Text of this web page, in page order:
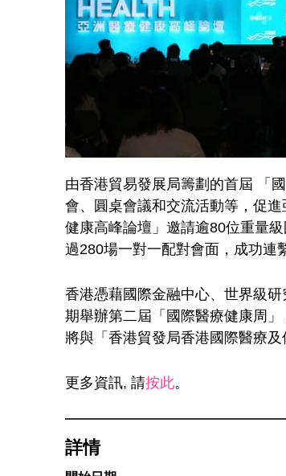
由香港貿易發展局籌劃的首屆 「
會、圓桌會議和交流活動等，促
健康高峰論壇」邀請逾80位重量
過280場一對一配對會面，成功連
香港憑藉國際金融中心、世界級
期舉辦第二屆「國際醫療健康周
將與「香港貿發局香港國際醫療
更多資訊, 請按此。
詳情